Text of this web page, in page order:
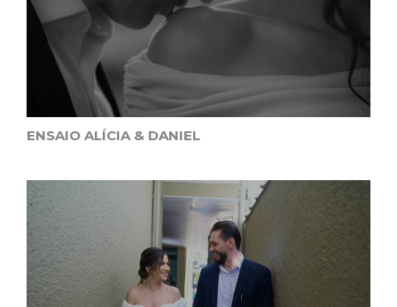
ENSAIO ALÍCIA & DANIEL